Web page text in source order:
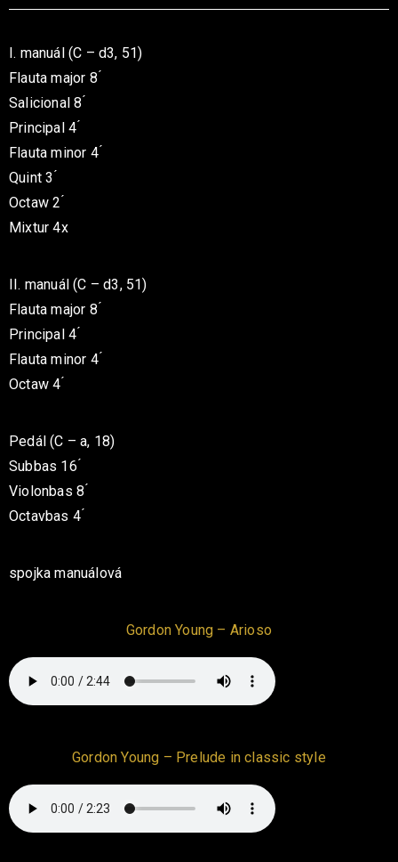
I. manuál (C – d3, 51)
Flauta major 8 ́
Salicional 8 ́
Principal 4 ́
Flauta minor 4 ́
Quint 3 ́
Octaw 2 ́
Mixtur 4x
II. manuál (C – d3, 51)
Flauta major 8 ́
Principal 4 ́
Flauta minor 4 ́
Octaw 4 ́
Pedál (C – a, 18)
Subbas 16 ́
Violonbas 8 ́
Octavbas 4 ́
spojka manuálová
Gordon Young – Arioso
Gordon Young – Prelude in classic style